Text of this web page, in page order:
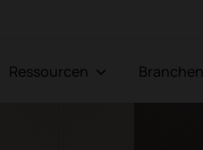
Ressourcen Branchen